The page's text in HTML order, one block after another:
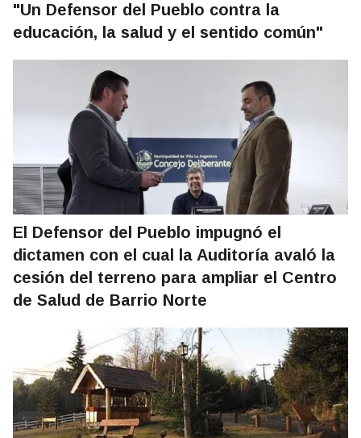
"Un Defensor del Pueblo contra la
educación, la salud y el sentido común"
El Defensor del Pueblo impugnó el
dictamen con el cual la Auditoría avaló la
cesión del terreno para ampliar el Centro
de Salud de Barrio Norte